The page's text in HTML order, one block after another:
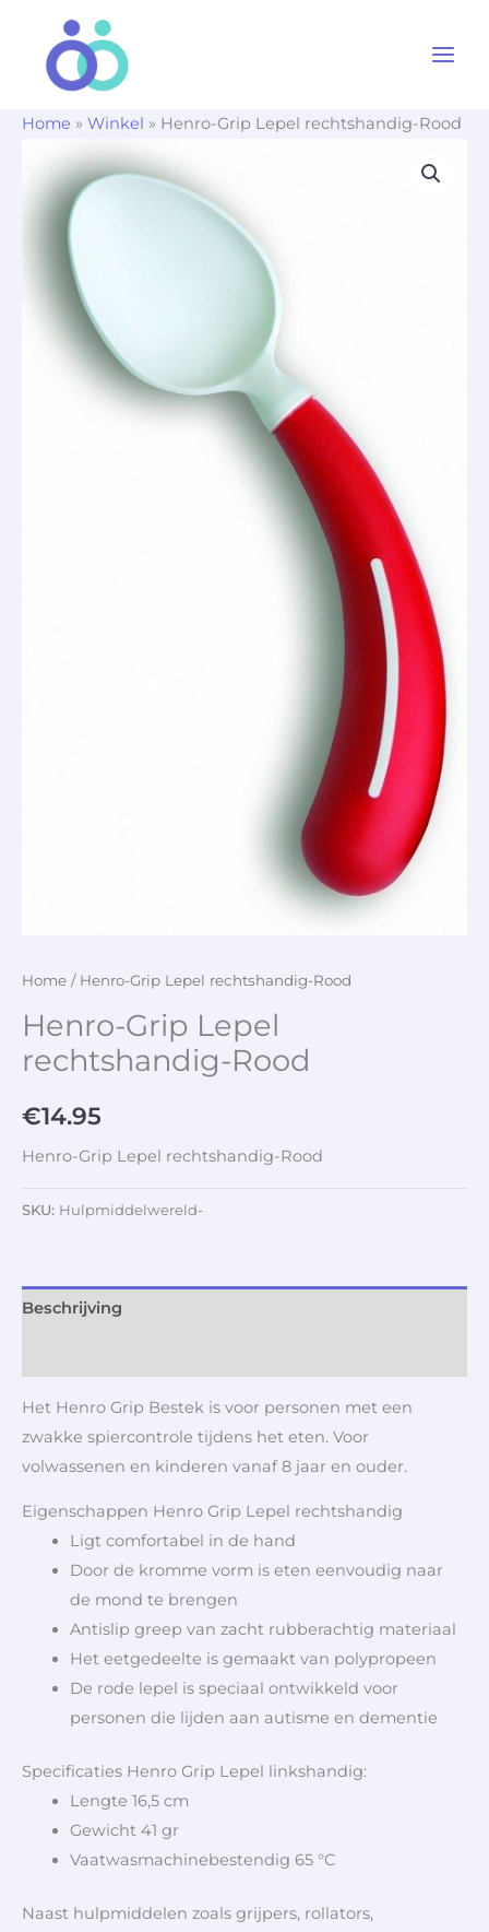
Home » Winkel » Henro-Grip Lepel rechtshandig-Rood
Home / Henro-Grip Lepel rechtshandig-Rood
Henro-Grip Lepel
rechtshandig-Rood
€14.95
Henro-Grip Lepel rechtshandig-Rood
SKU: Hulpmiddelwereld-
Beschrijving
Het Henro Grip Bestek is voor personen met een
zwakke spiercontrole tijdens het eten. Voor
volwassenen en kinderen vanaf 8 jaar en ouder.
Eigenschappen Henro Grip Lepel rechtshandig
Ligt comfortabel in de hand
Door de kromme vorm is eten eenvoudig naar
de mond te brengen
Antislip greep van zacht rubberachtig materiaal
Het eetgedeelte is gemaakt van polypropeen
De rode lepel is speciaal ontwikkeld voor
personen die lijden aan autisme en dementie
Specificaties Henro Grip Lepel linkshandig:
Lengte 16,5 cm
Gewicht 41 gr
Vaatwasmachinebestendig 65 °C
Naast hulpmiddelen zoals grijpers, rollators,